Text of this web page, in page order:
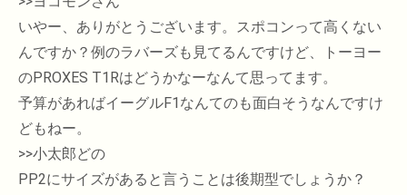
いやー、ありがとうございます。スポコンって高くない
んですか？例のラバーズも見てるんですけど、トーヨー
のPROXES T1Rはどうかなーなんて思ってます。
予算があればイーグルF1なんてのも面白そうなんですけ
どもねー。
>>小太郎どの
PP2にサイズがあると言うことは後期型でしょうか？